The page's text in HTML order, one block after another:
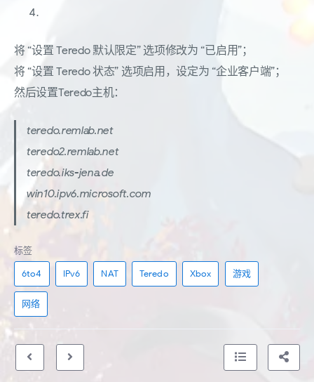
将 “设置 Teredo 默认限定” 选项修改为 “已启用”；
将 “设置 Teredo 状态” 选项启用，设定为 “企业客户端”；
然后设置Teredo主机：
teredo.remlab.net
teredo2.remlab.net
teredo.iks-jena.de
win10.ipv6.microsoft.com
teredo.trex.fi
标签
6to4
IPv6 NAT Teredo Xbox 游戏
网络